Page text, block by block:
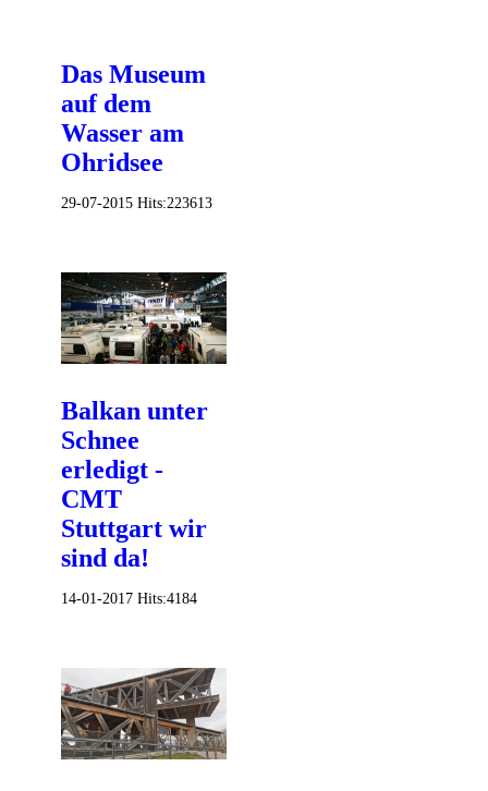
Das Museum
auf dem
Wasser am
Ohridsee
29-07-2015 Hits:223613
Balkan unter
Schnee
erledigt -
CMT
Stuttgart wir
sind da!
14-01-2017 Hits:4184